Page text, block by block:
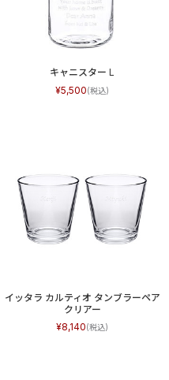
キャニスター L
5,500
イッタラ カルティオ タンブラーペア
クリアー
8,140